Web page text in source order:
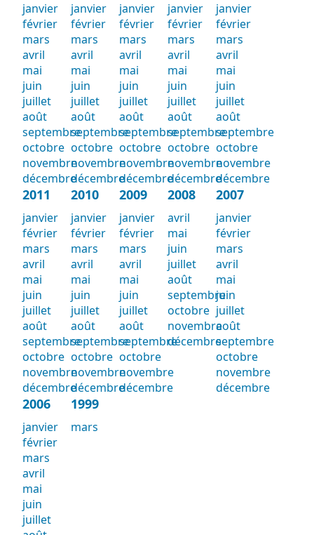
janvier
février
mars
avril
mai
juin
juillet
août
septembre
octobre
novembre
décembre
janvier
février
mars
avril
mai
juin
juillet
août
septembre
octobre
novembre
décembre
janvier
février
mars
avril
mai
juin
juillet
août
septembre
octobre
novembre
décembre
janvier
février
mars
avril
mai
juin
juillet
août
septembre
octobre
novembre
décembre
janvier
février
mars
avril
mai
juin
juillet
août
septembre
octobre
novembre
décembre
2011
janvier
février
mars
avril
mai
juin
juillet
août
septembre
octobre
novembre
décembre
2010
janvier
février
mars
avril
mai
juin
juillet
août
septembre
octobre
novembre
décembre
2009
janvier
février
mars
avril
mai
juin
juillet
août
septembre
octobre
novembre
décembre
2008
avril
mai
juin
juillet
août
septembre
octobre
novembre
décembre
2007
janvier
février
mars
avril
mai
juin
juillet
août
septembre
octobre
novembre
décembre
2006
janvier
février
mars
avril
mai
juin
juillet
1999
mars